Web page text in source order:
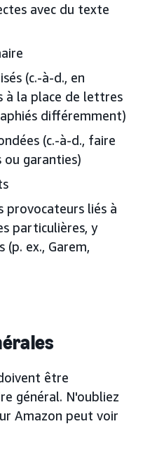
avec du texte
(c.-à-d., en
à la place de lettres
différemment)
(c.-à-d., faire
ou garanties)
provocateurs liés à
particulières, y
(p. ex., Garem,
être
général. N'oubliez
Amazon peut voir